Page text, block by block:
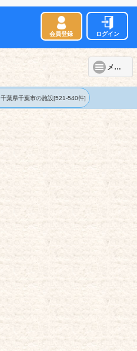
会員登録 ログイン
メニュー
千葉県千葉市の施設[521-540件]